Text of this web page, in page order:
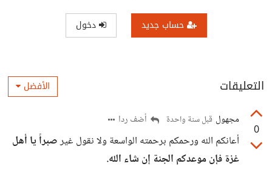
حساب جديد دخول
التعليقات الأفضل
0
مجهول قبل سنة واحدة أضف ردا
أعانكم الله ورحمكم برحمته الواسعة ولا نقول غيرصبراً يا أهل
غزة فإن موعدكم الجنة إن شاء الله.